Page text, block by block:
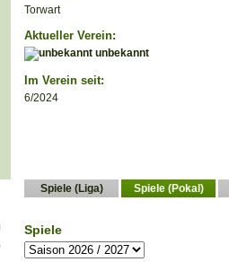
Torwart
Aktueller Verein:
unbekannt
Im Verein seit:
6/2024
Spiele (Liga) Spiele (Pokal)
Spiele